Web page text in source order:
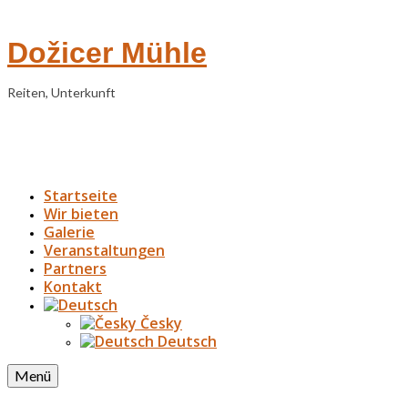
Dožicer Mühle
Reiten, Unterkunft
Startseite
Wir bieten
Galerie
Veranstaltungen
Partners
Kontakt
Česky
Deutsch
Menü